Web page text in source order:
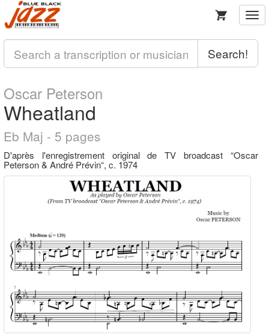
Search!
Oscar Peterson
Wheatland
Eb Maj - 5 pages
D'après l'enregistrement original de TV broadcast “Oscar
Peterson & André Prévin“, c. 1974